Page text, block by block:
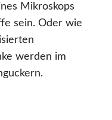
Mikroskops
sein. Oder wie
werden im